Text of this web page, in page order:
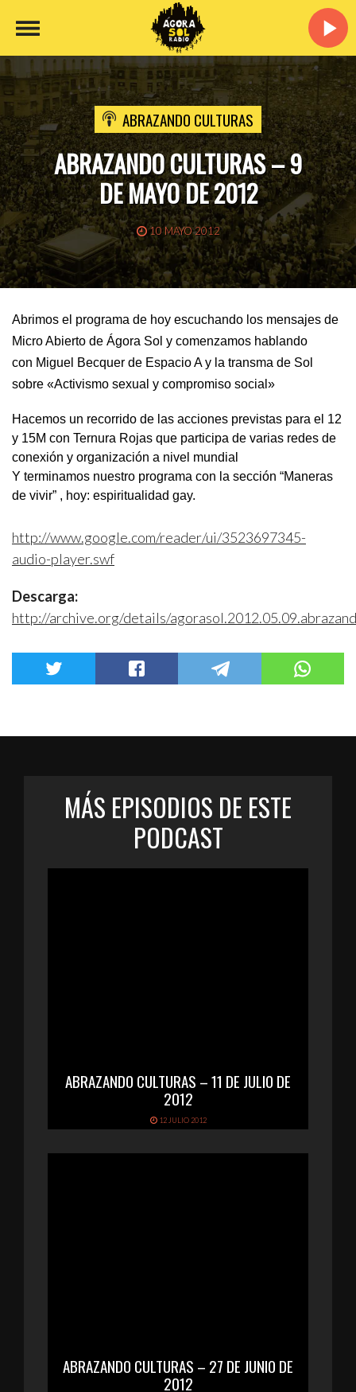
ABRAZANDO CULTURAS
ABRAZANDO CULTURAS – 9
DE MAYO DE 2012
10 MAYO 2012
Abrimos el programa de hoy escuchando los mensajes de
Micro Abierto de Ágora Sol y comenzamos hablando
con Miguel Becquer de Espacio A y la transma de Sol
sobre «Activismo sexual y compromiso social»
Hacemos un recorrido de las acciones previstas para el 12
y 15M con Ternura Rojas que participa de varias redes de
conexión y organización a nivel mundial
Y terminamos nuestro programa con la sección “Maneras
de vivir” , hoy: espiritualidad gay.
http://www.google.com/reader/ui/3523697345-
audio-player.swf
Descarga:
http://archive.org/details/
MÁS EPISODIOS DE ESTE
PODCAST
ABRAZANDO CULTURAS – 11 DE JULIO DE
2012
12 JULIO 2012
ABRAZANDO CULTURAS – 27 DE JUNIO DE
2012